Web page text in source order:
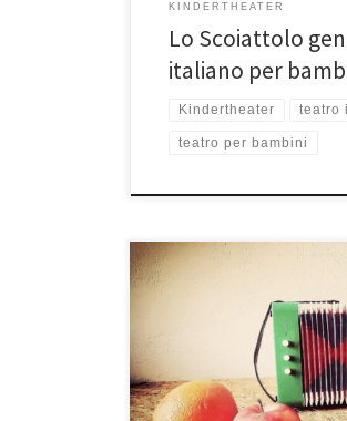
KINDERTHEATER
Lo Scoiattolo
italiano per
Kindertheater teatro
teatro per bambini
Dal libro al teatro — Von
Theater & Koffer Theater
letteratura per l’infanzia: „Il
Compagnone e Sara Calvario
bruco Maisazio‚ di Eric Carle